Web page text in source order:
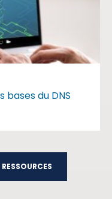
bases du DNS